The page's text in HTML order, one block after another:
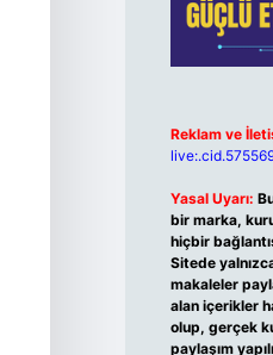
Reklam ve
Yasal Uyarı:
bir marka,
hiçbir
Sitede
makaleler
alan içerikler
olup, gerçek
paylaşım